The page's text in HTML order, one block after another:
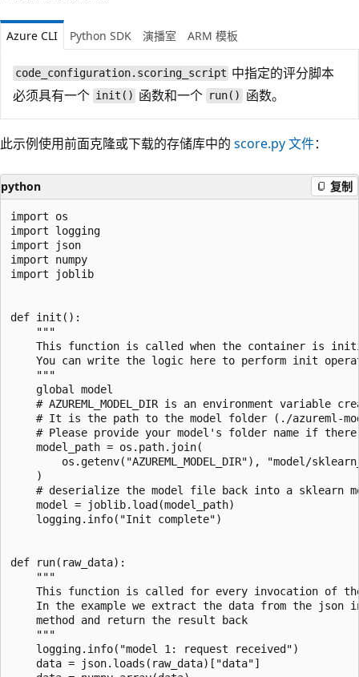
Azure CLI Python SDK 演播室 ARM 模板
code_configuration.scoring_script 中指定的评分脚本
必须具有一个 init() 函数和一个 run() 函数。
此示例使用前面克隆或下载的存储库中的 score.py 文件：
python 复制
import os
import logging
import json
import numpy
import joblib
def init():
    """
This function is called when the container is
You can write the logic here to perform init
    """
    global model
# AZUREML_MODEL_DIR is an environment variable
# It is the path to the model folder (./azureml-
# Please provide your model's folder name if
    model_path = os.path.join(
os.getenv("AZUREML_MODEL_DIR"), "model/
    )
# deserialize the model file back into a sklearn
    model = joblib.load(model_path)
    logging.info("Init complete")
def run(raw_data):
    """
This function is called for every invocation of
In the example we extract the data from the json
    method and return the result back
    """
    logging.info("model 1: request received")
    data = json.loads(raw_data)["data"]